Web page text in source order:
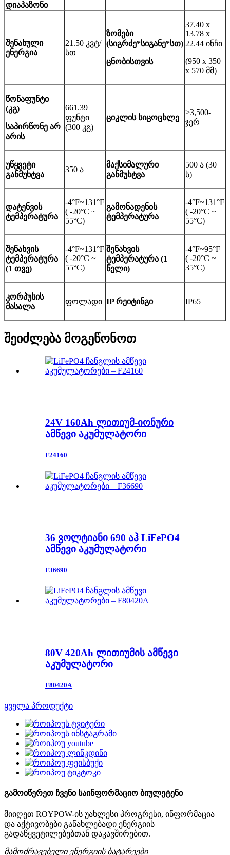
დიაპაზონი
შენახული
ენერგია
21.50 კვტ/
სთ
ზომები
(სიგრძე*სიგანე*სთ)
ცნობისთვის
37.40 x
13.78 x
22.44 ინჩი
(950 x 350
x 570 მმ)
წონაფუნტი
(კგ)
საპირწონე არ
არის
661.39
ფუნტი
(300 კგ)
ციკლის სიცოცხლე
>3,500-
ჯერ
უწყვეტი
განმუხტვა
350 ა
მაქსიმალური
განმუხტვა
500 ა (30
ს)
დატენვის
ტემპერატურა
-4°F~131°F
( -20°C ~
55°C)
გამონადენის
ტემპერატურა
-4°F~131°F
( -20°C ~
55°C)
შენახვის
ტემპერატურა
(1 თვე)
-4°F~131°F
( -20°C ~
55°C)
შენახვის
ტემპერატურა (1
წელი)
-4°F~95°F
( -20°C ~
35°C)
კორპუსის
მასალა
ფოლადი IP რეიტინგი IP65
შეიძლება მოგეწონოთ
24V 160Ah ლითიუმ-იონური
ამწევი აკუმულატორი
F24160
36 ვოლტიანი 690 აჰ LiFePO4
ამწევი აკუმულატორი
F36690
80V 420Ah ლითიუმის ამწევი
აკუმულატორი
F80420A
ყველა პროდუქტი
გამოიწერეთ ჩვენი საინფორმაციო ბიულეტენი
მიიღეთ ROYPOW-ის უახლესი პროგრესი, ინფორმაცია
და აქტივობები განახლებადი ენერგიის
გადაწყვეტილებებთან დაკავშირებით.
მამოძრავებელი ენერგიის ბატარეები